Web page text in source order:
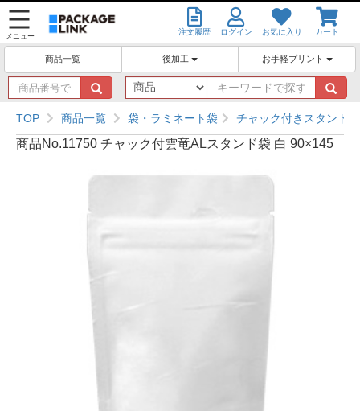
メニュー 注文履歴 ログイン お気に入り カート
商品一覧 後加工 お手軽プリント
商
品
番
号
で
キ
ー
ワ
ー
ド
探
TOP 商品一覧 袋・ラミネート袋 チャック付きスタンド
商品No.11750 チャック付雲竜ALスタンド袋 白 90×145